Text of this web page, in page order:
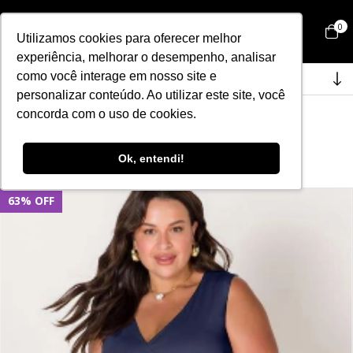
Utilizamos cookies para oferecer melhor
experiência, melhorar o desempenho, analisar
como você interage em nosso site e
personalizar conteúdo. Ao utilizar este site, você
concorda com o uso de cookies.
Ok, entendi!
0
Filtrar
VESTIDOS
63% OFF